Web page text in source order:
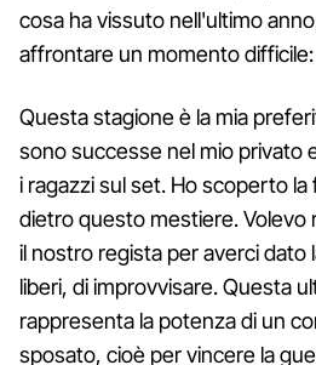
cosa ha vissuto nell'ultimo
affrontare un momento difficile:
Questa stagione è la mia
sono successe nel mio privato
i ragazzi sul set. Ho scoperto
dietro questo mestiere. Volevo
il nostro regista per averci dato
liberi, di improvvisare. Questa
rappresenta la potenza di un
sposato, cioè per vincere la